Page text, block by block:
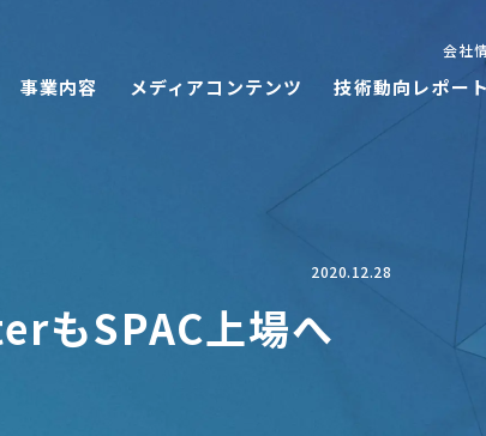
事業内容 メディアコンテンツ 技術動向レポート
会社
2020.12.28
もSPAC上場へ